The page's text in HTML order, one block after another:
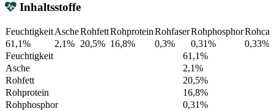
Inhaltsstoffe
FeuchtigkeitAscheRohfettRohproteinRohfaserRohphosphor
61,1%
2,1% 20,5% 16,8% 0,3% 0,31%
0,33%
Feuchtigkeit
61,1%
Asche
2,1%
Rohfett
20,5%
Rohprotein
16,8%
Rohphosphor
0,31%